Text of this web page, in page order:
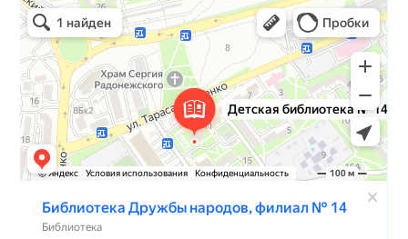
Детская библиотека № 14 Дружбы народов
Библиотека в Севастополе